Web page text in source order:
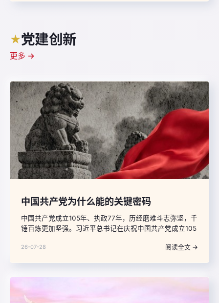
★党建创新
更多 →
中国共产党为什么能的关键密码
中国共产党成立105年、执政77年，历经磨难斗志弥坚，千
锤百炼更加坚强。习近平总书记在庆祝中国共产党成立105
阐发党的六大优秀特质，指出“中国共产党之所以能够在
的优秀特质”。
26-07-28 阅读全文 →